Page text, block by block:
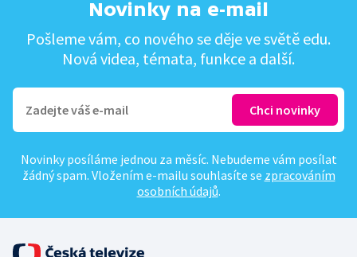
Novinky na e-mail
Pošleme vám, co nového se děje ve světě edu.
Nová videa, témata, funkce a další.
Novinky posíláme jednou za měsíc. Nebudeme vám posílat
žádný spam. Vložením e-mailu souhlasíte se zpracováním
osobních údajů.